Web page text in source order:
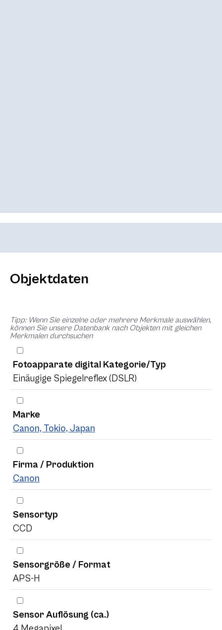
Objektdaten
Tipp: Wenn Sie einzelne oder mehrere Merkmale auswählen,
können Sie unsere Datenbank nach Objekten mit gleichen
Merkmalen durchsuchen
Fotoapparate digital Kategorie/Typ
Einäugige Spiegelreflex (DSLR)
Marke
Canon, Tokio, Japan
Firma / Produktion
Canon
Sensortyp
CCD
Sensorgröße / Format
APS-H
Sensor Auflösung (ca.)